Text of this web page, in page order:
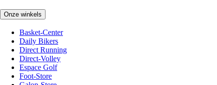
Onze winkels
Basket-Center
Daily Bikers
Direct Running
Direct-Volley
Espace Golf
Foot-Store